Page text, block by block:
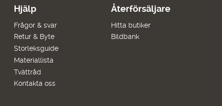
Hjälp
Frågor & svar
Retur & Byte
Storleksguide
Materiallista
Tvättråd
Kontakta oss
Återförsäljare
Hitta butiker
Bildbank